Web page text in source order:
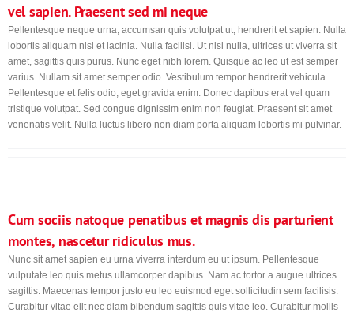
vel sapien. Praesent sed mi neque
Pellentesque neque urna, accumsan quis volutpat ut, hendrerit et sapien. Nulla
lobortis aliquam nisl et lacinia. Nulla facilisi. Ut nisi nulla, ultrices ut viverra sit
amet, sagittis quis purus. Nunc eget nibh lorem. Quisque ac leo ut est semper
varius. Nullam sit amet semper odio. Vestibulum tempor hendrerit vehicula.
Pellentesque et felis odio, eget gravida enim. Donec dapibus erat vel quam
tristique volutpat. Sed congue dignissim enim non feugiat. Praesent sit amet
venenatis velit. Nulla luctus libero non diam porta aliquam lobortis mi pulvinar.
Cum sociis natoque penatibus et magnis dis parturient
montes, nascetur ridiculus mus.
Nunc sit amet sapien eu urna viverra interdum eu ut ipsum. Pellentesque
vulputate leo quis metus ullamcorper dapibus. Nam ac tortor a augue ultrices
sagittis. Maecenas tempor justo eu leo euismod eget sollicitudin sem facilisis.
Curabitur vitae elit nec diam bibendum sagittis quis vitae leo. Curabitur mollis